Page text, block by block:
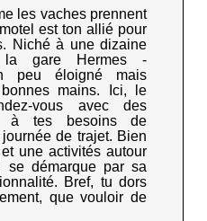
les vaches prennent
est ton allié pour
Niché à une dizaine
gare Hermes -
peu éloigné mais
mains. Ici, le
vous avec des
à tes besoins de
de trajet. Bien
une activités autour
démarque par sa
Bref, tu dors
que vouloir de